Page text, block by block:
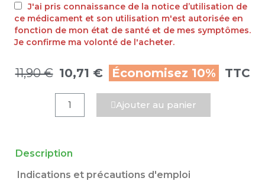
J'ai pris connaissance de la notice d’utilisation de
ce médicament et son utilisation m'est autorisée en
fonction de mon état de santé et de mes symptômes.
Je confirme ma volonté de l'acheter.
11,90 € 10,71 € Économisez 10% TTC
Ajouter au panier
Description
Indications et précautions d'emploi